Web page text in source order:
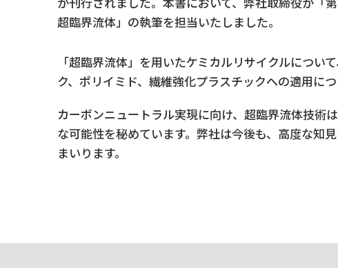
超臨界流体」の執筆を担当いたしました。
「超臨界流体」を用いたケミカルリサイクルについ
ク、ポリイミド、繊維強化プラスチックへの適用につ
カーボンニュートラル実現に向け、超臨界流体技術
な可能性を秘めています。弊社は今後も、高度な知
まいります。